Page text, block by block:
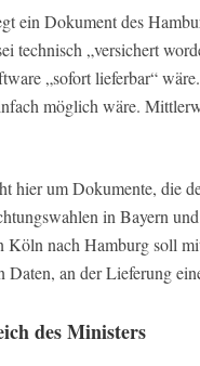
ein Dokument des
technisch „versichert
„sofort lieferbar“
möglich wäre.
hier um Dokumente, die
in Bayern
Köln nach Hamburg soll
Daten, an der Lieferung
des Ministers